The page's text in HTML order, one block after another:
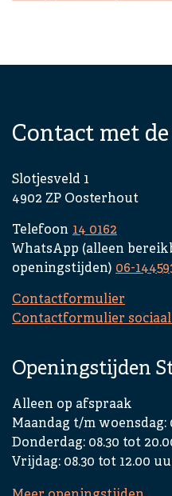
Contact met
Slotjesveld 1
4902 ZP Oosterhout
Telefoon 14 0162
WhatsApp (alleen
openingstijden) 06-
Contactformulier
Contactformulier
Openingstijden
Alleen op afspraak
Maandag t/m woensdag:
Donderdag: 08.30 tot
Vrijdag: 08.30 tot 12.00